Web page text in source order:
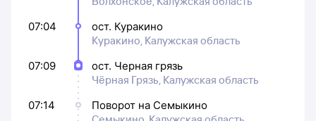
07:04
ост. Куракино
Куракино, Калужская область
07:09
ост. Черная грязь
Чёрная Грязь, Калужская область
07:14
Поворот на Семыкино